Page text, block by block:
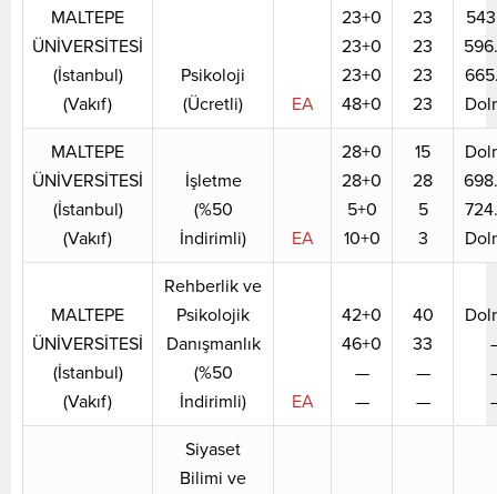
MALTEPE
ÜNİVERSİTESİ
(İstanbul)
(Vakıf)
Psikoloji
(Ücretli)
EA
23+0
23+0
23+0
48+0
23
23
23
23
MALTEPE
ÜNİVERSİTESİ
(İstanbul)
(Vakıf)
İşletme
(%50
İndirimli)
EA
28+0
28+0
5+0
10+0
15
28
5
3
MALTEPE
ÜNİVERSİTESİ
(İstanbul)
(Vakıf)
Rehberlik ve
Psikolojik
Danışmanlık
(%50
İndirimli)
EA
42+0
46+0
—
—
40
33
—
—
Siyaset
Bilimi ve